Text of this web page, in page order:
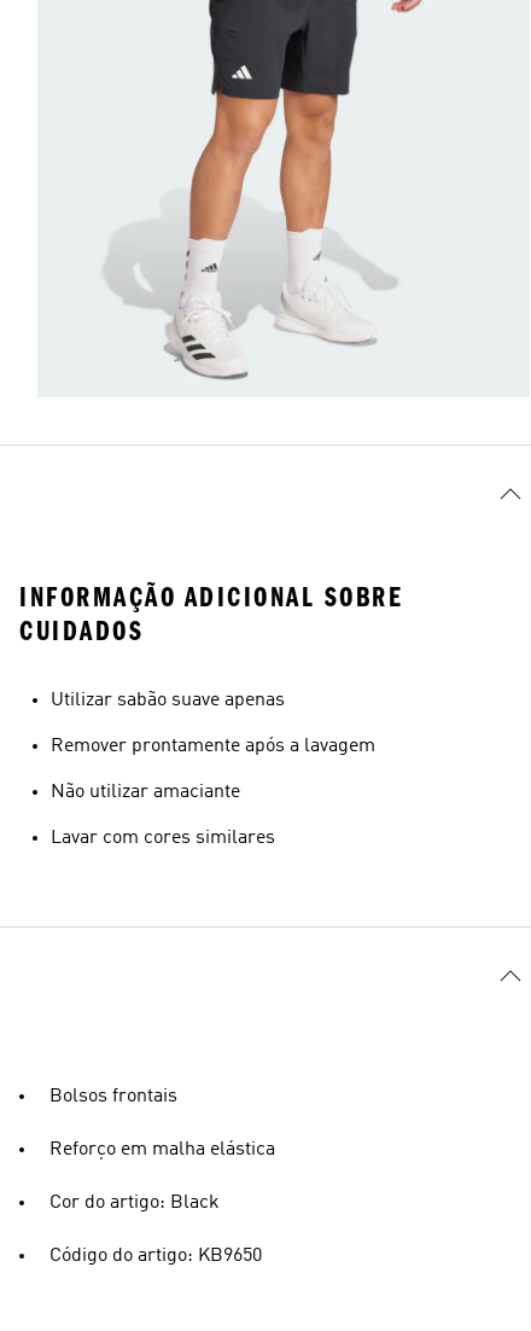
INFORMAÇÃO ADICIONAL SOBRE
CUIDADOS
Utilizar sabão suave apenas
Remover prontamente após a lavagem
Não utilizar amaciante
Lavar com cores similares
Bolsos frontais
Reforço em malha elástica
Cor do artigo: Black
Código do artigo: KB9650